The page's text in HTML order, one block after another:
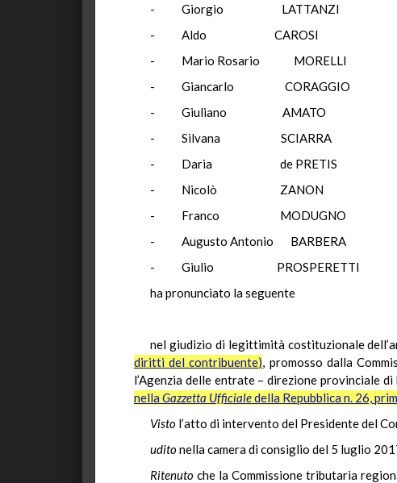
- Giorgio LATTANZI
- Aldo
- Mario Rosario
- Giancarlo
- Giuliano
- Silvana
- Daria de
- Nicolò
- Franco
- Augusto Antonio
- Giulio
ha pronunciato la seguente
nel giudizio di legittimità costituzionale
diritti del contribuente), promosso dalla
l’Agenzia delle entrate – direzione provinciale
nella Gazzetta Ufficialedella Repubblica n. 26,
Visto l’atto di intervento del Presidente del
uditonella camera di consiglio del 5 luglio
Ritenuto che la Commissione tributaria